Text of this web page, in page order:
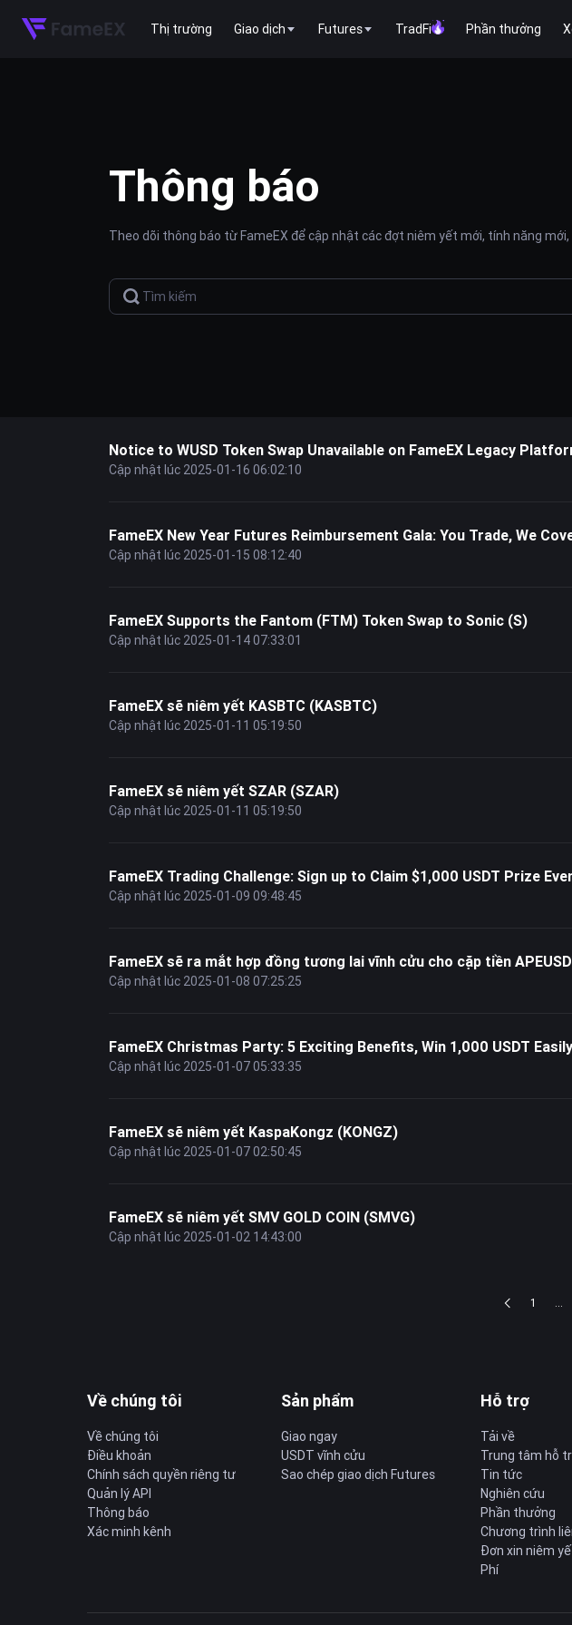
Thị trường Giao dịch Futures TradFi Phần thưởng
Thông báo
Theo dõi thông báo từ FameEX để cập nhật các đợt niêm yết mới, tính năng
Notice to WUSD Token Swap Unavailable on FameEX Legacy
Cập nhật lúc 2025-01-16 06:02:10
FameEX New Year Futures Reimbursement Gala: You Trade, We
Cập nhật lúc 2025-01-15 08:12:40
FameEX Supports the Fantom (FTM) Token Swap to Sonic (S)
Cập nhật lúc 2025-01-14 07:33:01
FameEX sẽ niêm yết KASBTC (KASBTC)
Cập nhật lúc 2025-01-11 05:19:50
FameEX sẽ niêm yết SZAR (SZAR)
Cập nhật lúc 2025-01-11 05:19:50
FameEX Trading Challenge: Sign up to Claim $1,000 USDT Prize
Cập nhật lúc 2025-01-09 09:48:45
FameEX sẽ ra mắt hợp đồng tương lai vĩnh cửu cho cặp tiền
Cập nhật lúc 2025-01-08 07:25:25
FameEX Christmas Party: 5 Exciting Benefits, Win 1,000 USDT
Cập nhật lúc 2025-01-07 05:33:35
FameEX sẽ niêm yết KaspaKongz (KONGZ)
Cập nhật lúc 2025-01-07 02:50:45
FameEX sẽ niêm yết SMV GOLD COIN (SMVG)
Cập nhật lúc 2025-01-02 14:43:00
1 ...
Về chúng tôi
Về chúng tôi
Điều khoản
Chính sách quyền riêng tư
Quản lý API
Thông báo
Xác minh kênh
Sản phẩm
Giao ngay
USDT vĩnh cửu
Sao chép giao dịch Futures
Hỗ trợ
Tải về
Trung tâm hỗ
Tin tức
Nghiên cứu
Phần thưởng
Chương trình
Đơn xin niêm
Phí